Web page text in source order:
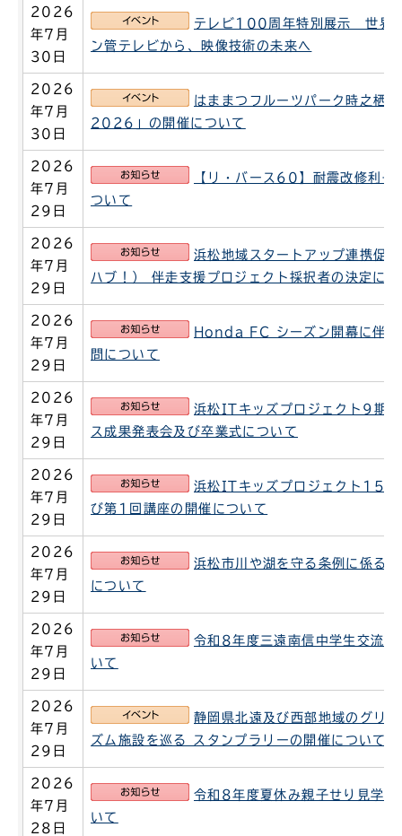
2026
年7月
30日
イベント
テレビ100周年特別展示 世界
ン管テレビから、映像技術の未来へ
2026
年7月
30日
イベント
はままつフルーツパーク時之栖
2026」の開催について
2026
年7月
29日
お知らせ
【リ・バース60】耐震改修利子
ついて
2026
年7月
29日
お知らせ
浜松地域スタートアップ連携促
ハブ！） 伴走支援プロジェクト採択者の決定に
2026
年7月
29日
お知らせ
Honda FC シーズン開幕に伴う
問について
2026
年7月
29日
お知らせ
浜松ITキッズプロジェクト9期
ス成果発表会及び卒業式について
2026
年7月
29日
お知らせ
浜松ITキッズプロジェクト15期
び第1回講座の開催について
2026
年7月
29日
お知らせ
浜松市川や湖を守る条例に係る
について
2026
年7月
29日
お知らせ
令和8年度三遠南信中学生交流会
いて
2026
年7月
29日
イベント
静岡県北遠及び西部地域のグリ
ズム施設を巡る スタンプラリーの開催について
2026
年7月
28日
お知らせ
令和8年度夏休み親子せり見学会
いて